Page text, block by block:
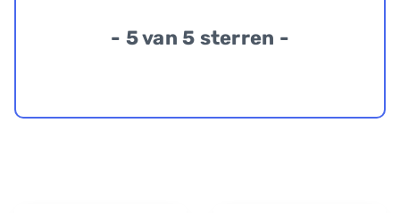
- 5 van 5 sterren -